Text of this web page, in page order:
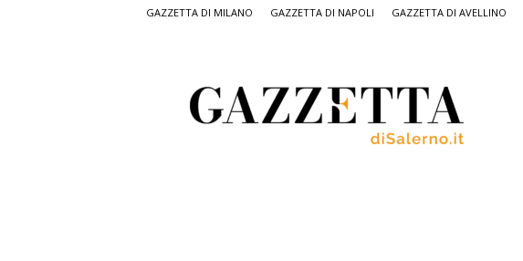
GAZZETTA DI MILANO GAZZETTA DI NAPOLI GAZZETTA DI AVELLINO
Salerno,
il
quotidiano